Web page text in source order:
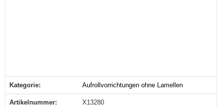
Produkteigenschaft
Wert
Kategorie: Aufrollvorrichtungen ohne Lamellen
Artikelnummer: X13280